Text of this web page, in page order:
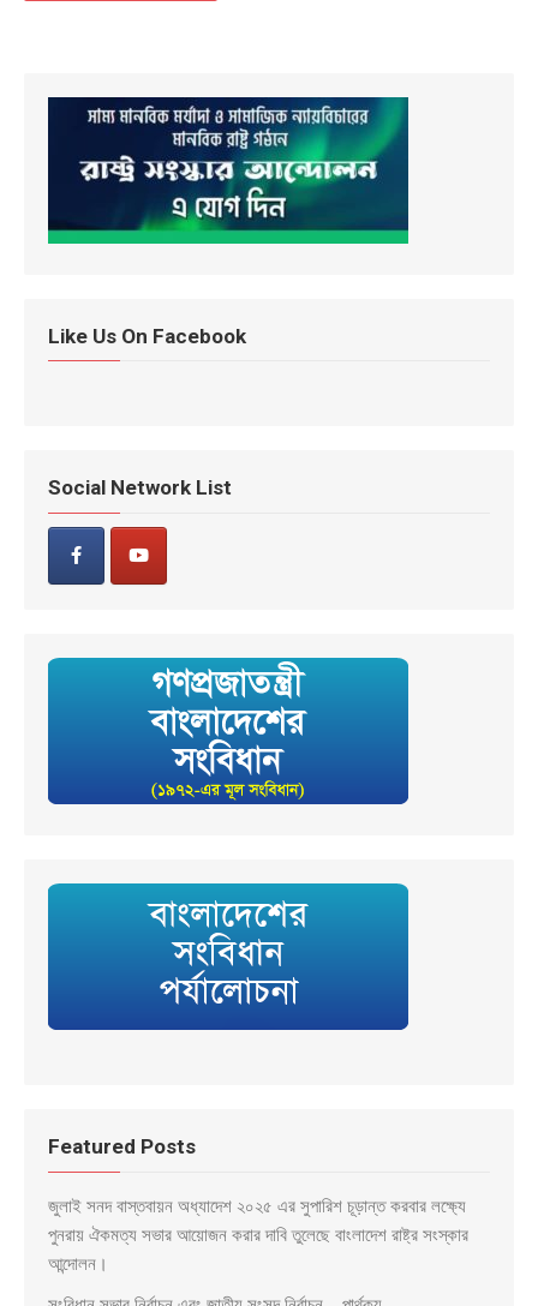
Like Us On Facebook
Social Network List
Featured Posts
জুলাই সনদ বাস্তবায়ন অধ্যাদেশ ২০২৫ এর সুপারিশ চূড়ান্ত করবার লক্ষ্যে
পুনরায় ঐকমত্য সভার আয়োজন করার দাবি তুলেছে বাংলাদেশ রাষ্ট্র সংস্কার
আন্দোলন।